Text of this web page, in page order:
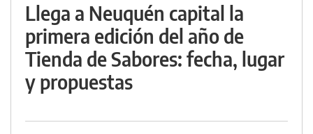
Llega a Neuquén capital la
primera edición del año de
Tienda de Sabores: fecha, lugar
y propuestas